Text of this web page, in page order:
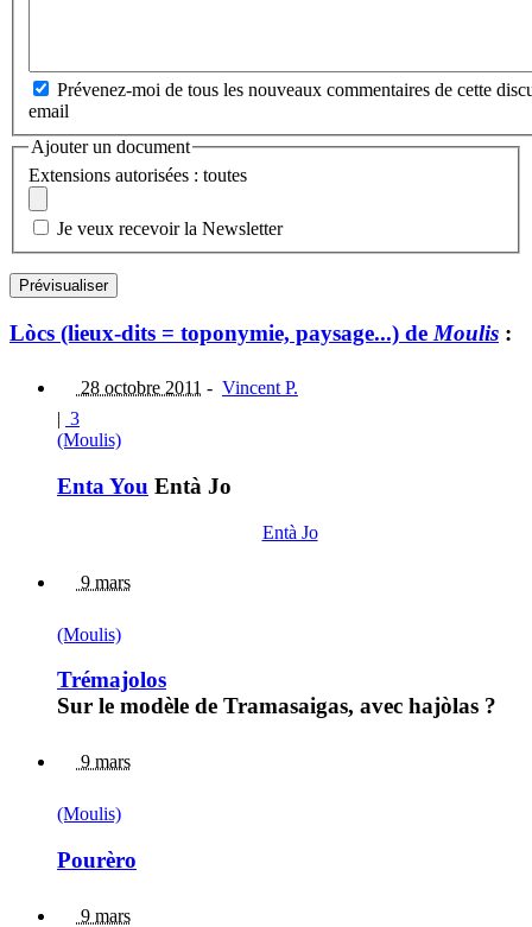
Prévenez-moi de tous les nouveaux commentaires de cette
email
Ajouter un document
Extensions autorisées : toutes
Je veux recevoir la Newsletter
Lòcs (lieux-dits = toponymie, paysage...) de Moulis :
28 octobre 2011 - Vincent P.
| 3
(Moulis)
Enta You Entà Jo
Entà Jo
9 mars
(Moulis)
Trémajolos
Sur le modèle de Tramasaigas, avec hajòlas ?
9 mars
(Moulis)
Pourèro
9 mars